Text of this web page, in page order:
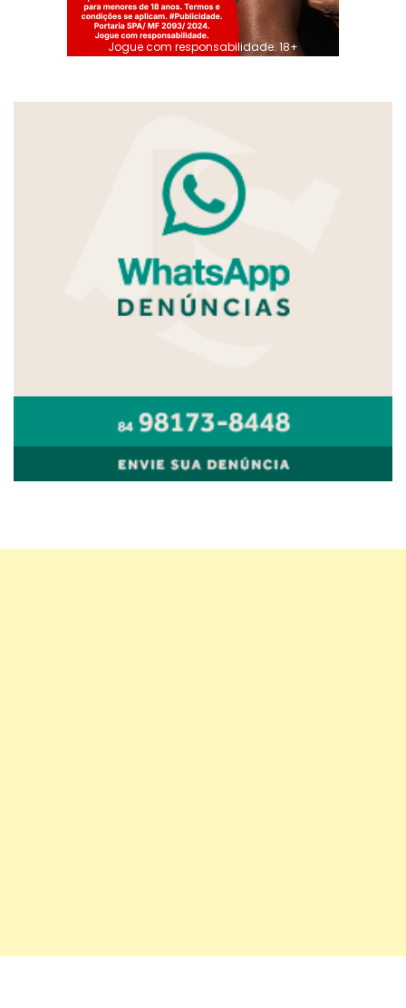
Jogue com responsabilidade. 18+